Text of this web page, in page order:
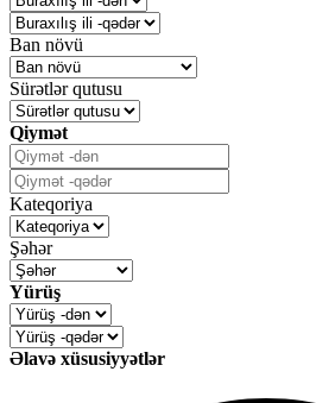
Ban növü
Sürətlər qutusu
Qiymət
Kateqoriya
Şəhər
Yürüş
Əlavə xüsusiyyətlər